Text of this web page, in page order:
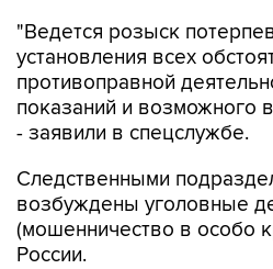
"Ведется розыск
установления всех
противоправной
показаний и возможного
- заявили в спецслужбе.
Следственными
возбуждены уголовные
(мошенничество в особо
России.